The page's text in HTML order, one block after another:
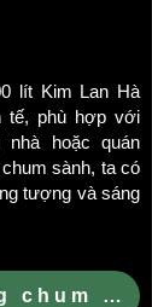
lít Kim Lan Hà
tế, phù hợp với
nhà hoặc quán
sành, ta có
tượng và sáng
chum